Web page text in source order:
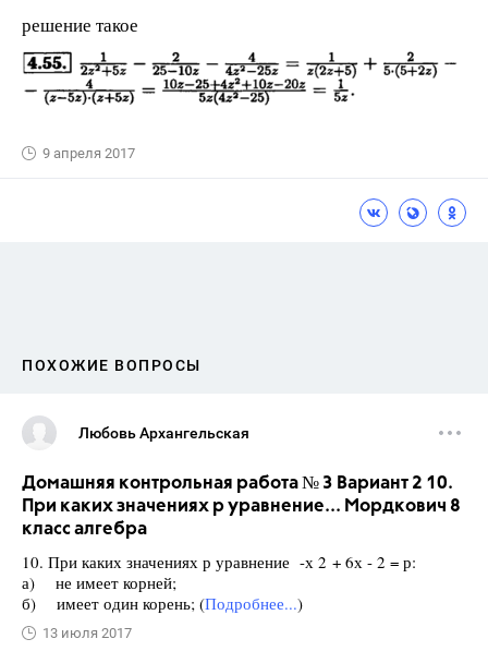
решение такое
9 апреля 2017
ПОХОЖИЕ ВОПРОСЫ
Любовь Архангельская
Домашняя контрольная работа № 3 Вариант 2 10.
При каких значениях р уравнение... Мордкович 8
класс алгебра
10. При каких значениях р уравнение -х 2 + 6х - 2 = р:
а) не имеет корней;
б) имеет один корень; (Подробнее...)
13 июля 2017